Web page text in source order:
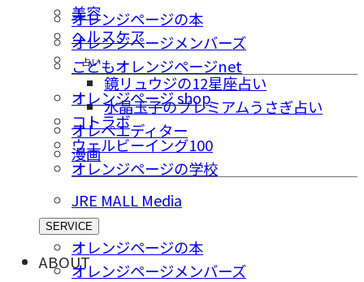
美容
ヘルスケア
占い
鏡リュウジの12星座占い
水晶玉子のプレミアムうさぎ占い
オレペエディター
漫画
オレンジページの本
オレンジページメンバーズ
こどもオレンジページnet
オレンジページ shop
コトラボ
ウェルビーイング100
オレンジページの学校
JRE MALL Media
SERVICE
オレンジページの本
オレンジページメンバーズ
ABOUT